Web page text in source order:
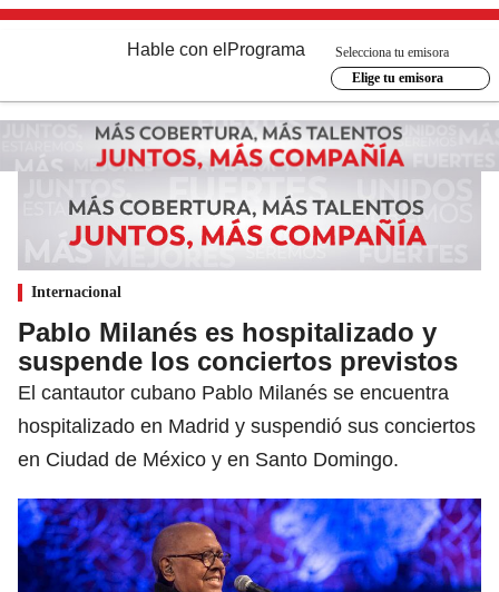
Hable con el Programa
Selecciona tu emisora
Elige tu emisora
Internacional
Pablo Milanés es hospitalizado y
suspende los conciertos previstos
El cantautor cubano Pablo Milanés se encuentra
hospitalizado en Madrid y suspendió sus conciertos
en Ciudad de México y en Santo Domingo.